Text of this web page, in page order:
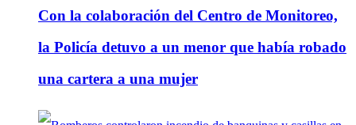
Con la colaboración del Centro de Monitoreo,
la Policía detuvo a un menor que había robado
una cartera a una mujer